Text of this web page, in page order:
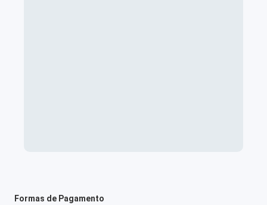
Formas de Pagamento